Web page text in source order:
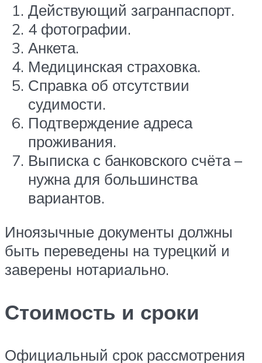
Действующий загранпаспорт.
4 фотографии.
Анкета.
Медицинская страховка.
Справка об отсутствии
судимости.
Подтверждение адреса
проживания.
Выписка с банковского счёта –
нужна для большинства
вариантов.
Иноязычные документы должны
быть переведены на турецкий и
заверены нотариально.
Стоимость и сроки
Официальный срок рассмотрения